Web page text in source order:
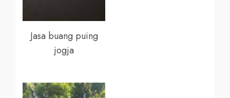
Jasa buang puing
jogja